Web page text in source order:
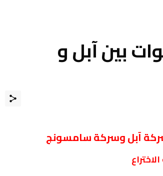
حرب دامت 7 سنوات بين آبل و
شركة آبل وسركة سامسونج